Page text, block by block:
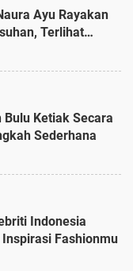
Ayu Rayakan
Terlihat
Ketiak Secara
Sederhana
Indonesia
Fashionmu